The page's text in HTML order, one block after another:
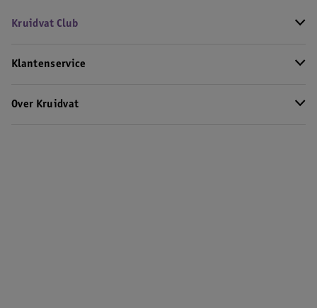
Kruidvat Club
Klantenservice
Over Kruidvat